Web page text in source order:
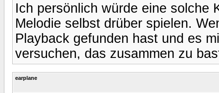
Ich persönlich würde eine solche
Melodie selbst drüber spielen.
Playback gefunden hast und es
versuchen, das zusammen zu
earplane